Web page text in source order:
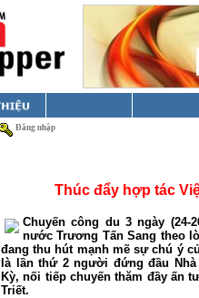
Đăng nhập
Thúc đẩy hợp tác
Chuyến công du 3 ngày (24-
nước Trương Tấn Sang theo
đang thu hút mạnh mẽ sự chú ý
là lần thứ 2 người đứng đầu
Kỳ, nối tiếp chuyến thăm đầy ấn
Triết.